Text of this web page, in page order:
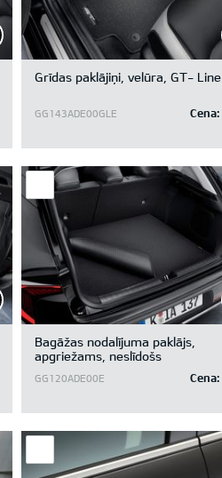
Grīdas paklājiņi, velūra, GT- Line
GG143ADE00GLE Cena:
Bagāžas nodalījuma paklājs,
apgriežams, neslīdošs
GG120ADE00E Cena: